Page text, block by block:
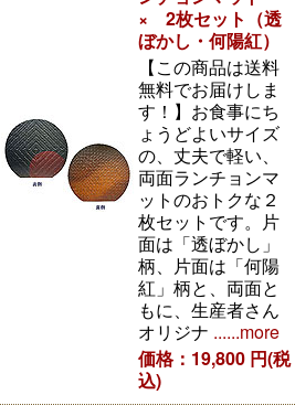
× 2枚セット（透
ぼかし・何陽紅）
【この商品は送料
無料でお届けしま
す！】お食事にち
ょうどよいサイズ
の、丈夫で軽い、
両面ランチョンマ
ットのおトクな２
枚セットです。片
面は「透ぼかし」
柄、片面は「何陽
紅」柄と、両面と
もに、生産者さん
オリジナ ......more
価格：19,800 円(税
込)